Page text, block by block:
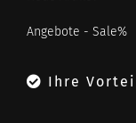
Angebote - Sale%
Ihre